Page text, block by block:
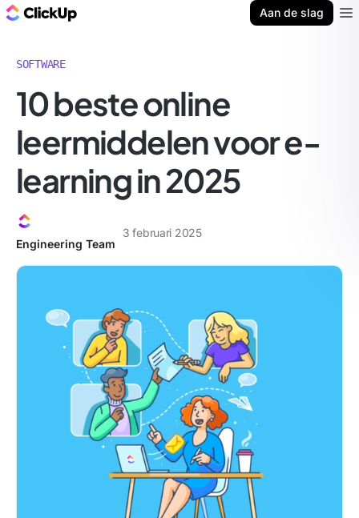
Aan de slag
SOFTWARE
10 beste online
leermiddelen voor e-
learning in 2025
Engineering Team
3 februari 2025